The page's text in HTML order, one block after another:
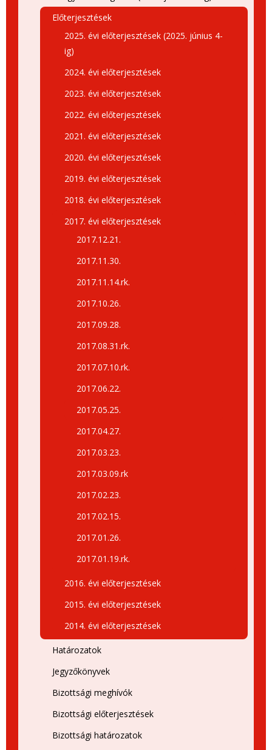
Előterjesztések
2025. évi előterjesztések (2025. június 4-
ig)
2024. évi előterjesztések
2023. évi előterjesztések
2022. évi előterjesztések
2021. évi előterjesztések
2020. évi előterjesztések
2019. évi előterjesztések
2018. évi előterjesztések
2017. évi előterjesztések
2017.12.21.
2017.11.30.
2017.11.14.rk.
2017.10.26.
2017.09.28.
2017.08.31.rk.
2017.07.10.rk.
2017.06.22.
2017.05.25.
2017.04.27.
2017.03.23.
2017.03.09.rk
2017.02.23.
2017.02.15.
2017.01.26.
2017.01.19.rk.
2016. évi előterjesztések
2015. évi előterjesztések
2014. évi előterjesztések
Határozatok
Jegyzőkönyvek
Bizottsági meghívók
Bizottsági előterjesztések
Bizottsági határozatok